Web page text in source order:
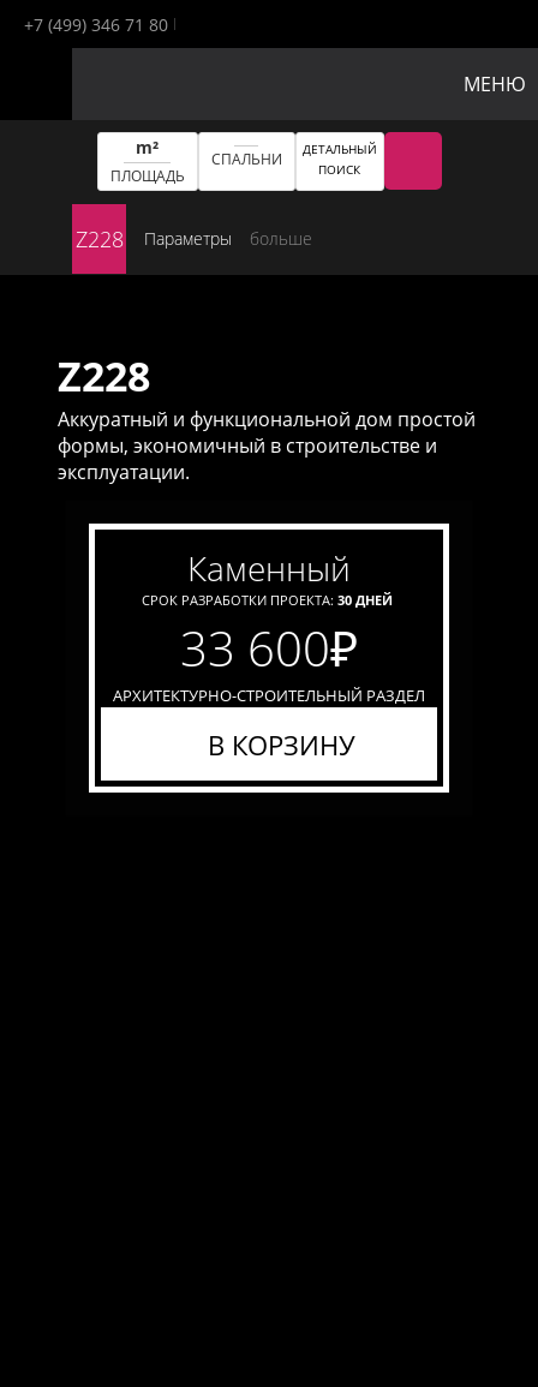
+7 (499) 346 71 80
МЕНЮ
m²
ПЛОЩАДЬ
СПАЛЬНИ
ДЕТАЛЬНЫЙ
ПОИСК
Z228 Параметры больше
Z228
Аккуратный и функциональной дом простой
формы, экономичный в строительстве и
эксплуатации.
каменный
СРОК РАЗРАБОТКИ ПРОЕКТА: 30 ДНЕЙ
33 600₽
АРХИТЕКТУРНО-СТРОИТЕЛЬНЫЙ РАЗДЕЛ
В КОРЗИНУ